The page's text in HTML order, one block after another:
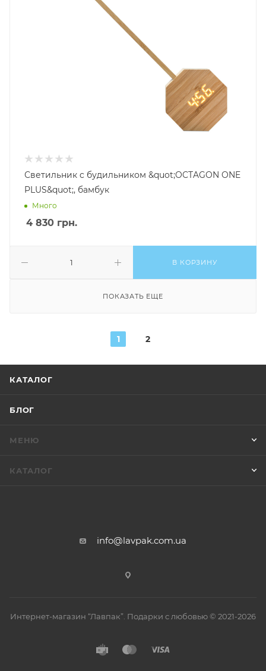
Светильник c будильником &quot;OCTAGON ONE
PLUS&quot;, бамбук
Много
4 830 грн.
В КОРЗИНУ
ПОКАЗАТЬ ЕЩЕ
1 2
КАТАЛОГ
БЛОГ
МЕНЮ
КАТАЛОГ
info@lavpak.com.ua
Интернет-магазин “Лавпак”. Подарки с любовью © 2021-2026